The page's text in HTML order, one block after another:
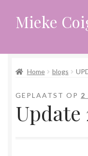
Ga
door
navigatie
Ga
naar
inhoud
Mieke
Afrekenen
Algemene
Anders leven in een
Home blogs
GEPLAATST OP 2
Update